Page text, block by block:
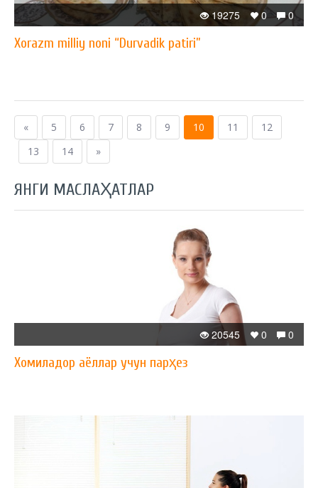
0
0
19275
Xorazm milliy noni “Durvadik patiri”
« 5 6 7 8 9 10 11
12
13
14 »
ЯНГИ МАСЛАҲАТЛАР
0
0
20545
Хомиладор аёллар учун парҳез